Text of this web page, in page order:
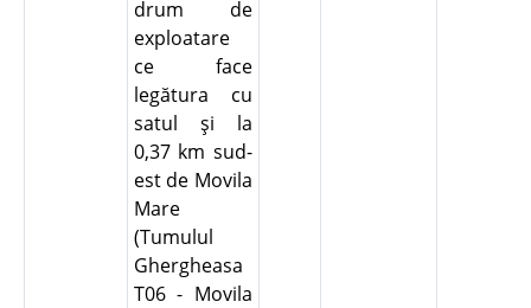
drum de
exploatare
ce face
legătura cu
satul şi la
0,37 km sud-
est de Movila
Mare
(Tumulul
Ghergheasa
T06 - Movila